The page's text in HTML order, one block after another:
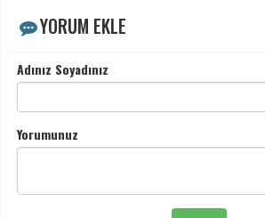
YORUM EKLE
Adınız Soyadınız
Yorumunuz